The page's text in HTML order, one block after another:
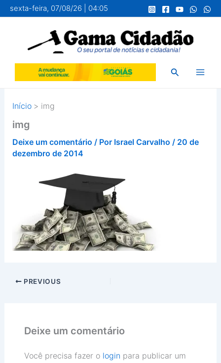
para
conteúdo
sexta-feira, 07/08/26 | 04:05
Pesquisar
Início img
img
Deixe um comentário / Por Israel Carvalho / 20 de
dezembro de 2014
PREVIOUS
Deixe um comentário
Você precisa fazer o login para publicar um